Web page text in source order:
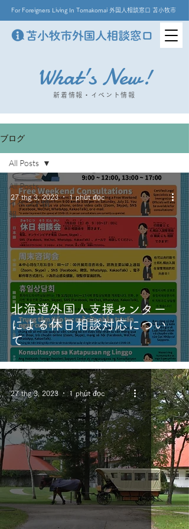
For Foreigners Living In Tomakomai 外国人相談窓口 苫小牧市
What's New!
新着情報・イベント情報
ブログ
All Posts
イベント情
報
All Posts
北海道外国人支援センター
による休日相談対応につい
て
27 thg 3, 2023 1 phút đọc
27 thg 3, 2023 1 phút đọc